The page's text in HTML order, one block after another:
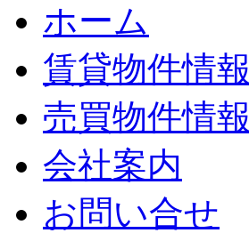
ホーム
賃貸物件情報
売買物件情報
会社案内
お問い合せ